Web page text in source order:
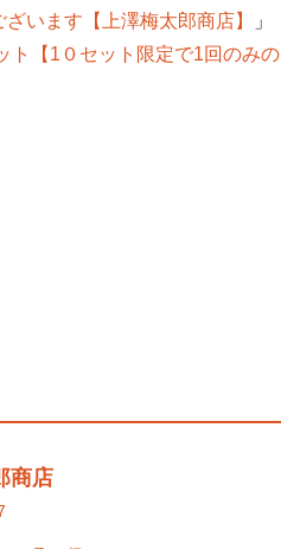
います【上澤梅太郎商店】
」
【1０セット限定で1回のみの
商店